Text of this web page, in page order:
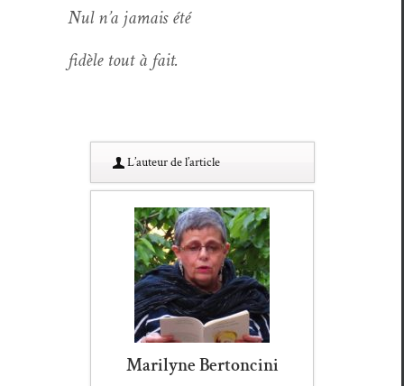
Nul n’a jamais été
fidèle tout à fait.
L’au­teur de l’article
Marilyne Bertoncini